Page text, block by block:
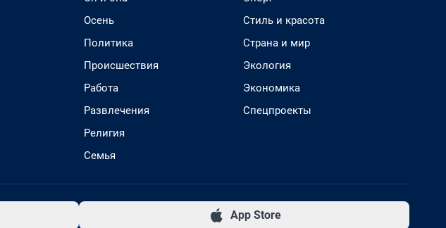
Осень
Политика
Происшествия
Работа
Развлечения
Религия
Семья
Стиль и красота
Страна и мир
Экология
Экономика
Спецпроекты
App Store